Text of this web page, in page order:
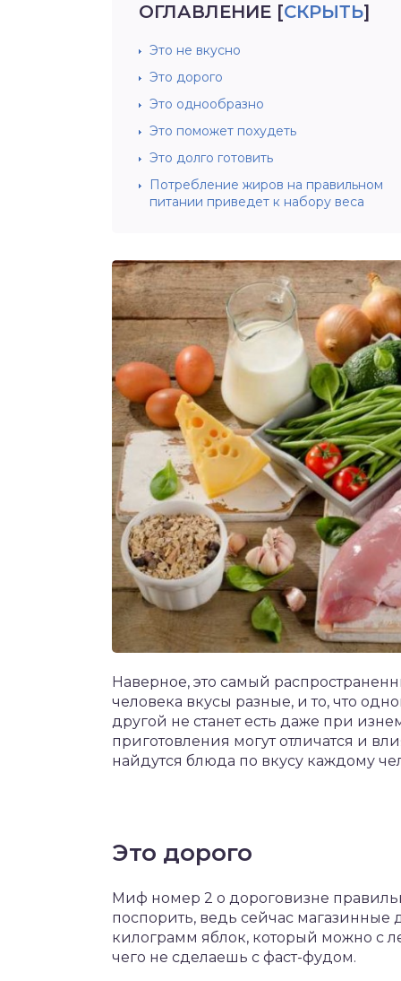
ОГЛАВЛЕНИЕ [СКРЫТЬ]
Это не вкусно
Это дорого
Это однообразно
Это поможет похудеть
Это долго готовить
Потребление жиров на правильном
питании приведет к набору веса
Наверное, это самый
человека вкусы разные, и то, что
другой не станет есть даже при
приготовления могут отличатся и
найдутся блюда по вкусу каждому
Это дорого
Миф номер 2 о дороговизне
поспорить, ведь сейчас магазинные
килограмм яблок, который можно с
чего не сделаешь с фаст-фудом.